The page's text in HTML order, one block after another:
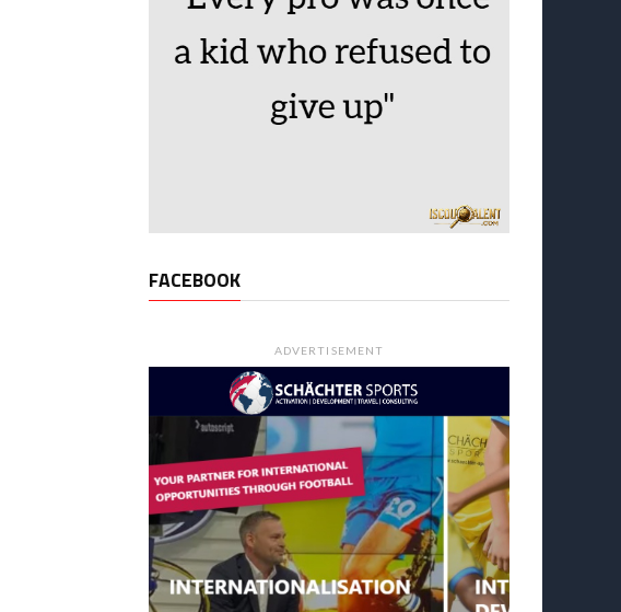
FACEBOOK
ADVERTISEMENT